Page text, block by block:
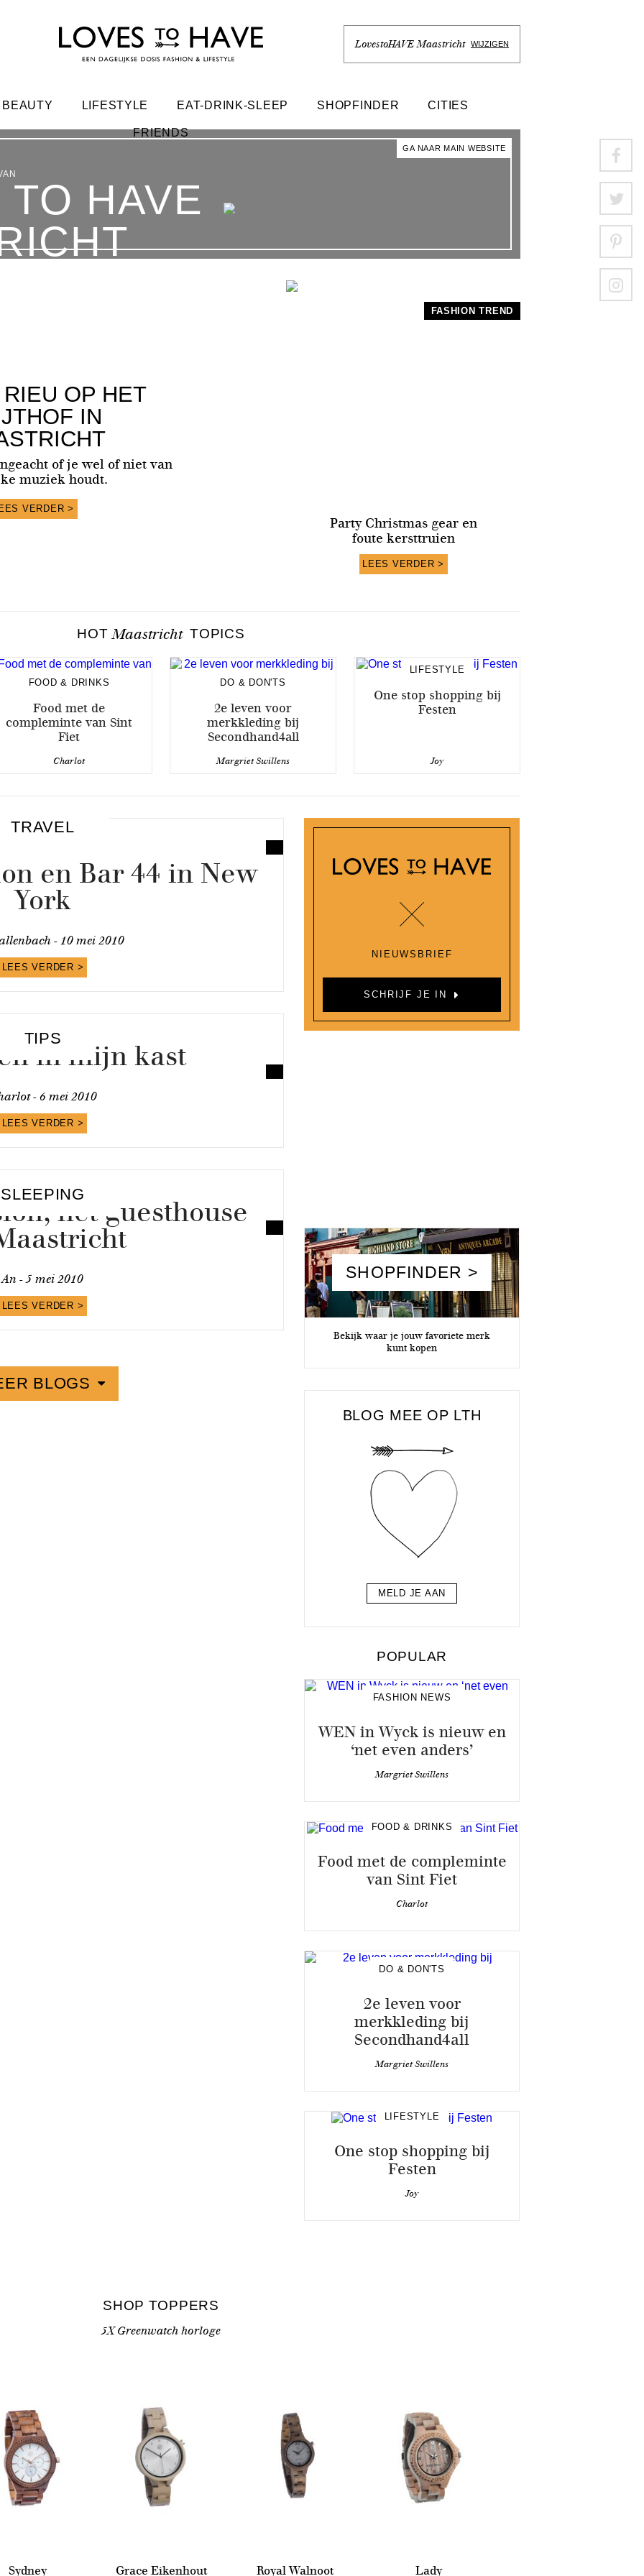
LovestoHAVE Maastricht WIJZIGEN
BEAUTY LIFESTYLE EAT-DRINK-SLEEP SHOPFINDER CITIES
FRIENDS
GA NAAR MAIN WEBSITE
OP HET
IN
of je wel of niet van
muziek houdt.
VERDER >
FASHION TREND
Party Christmas gear en
foute kersttruien
LEES VERDER >
HOT Maastricht TOPICS
FOOD & DRINKS
Food met de
compleminte van Sint
Fiet
Charlot
DO & DON'TS
2e leven voor
merkkleding bij
Secondhand4all
Margriet Swillens
LIFESTYLE
One stop shopping bij
Festen
Joy
TRAVEL
en Bar 44 in New
York
- 10 mei 2010
LEES VERDER >
TIPS
in mijn kast
- 6 mei 2010
LEES VERDER >
SLEEPING
hét guesthouse
An -5 mei 2010
LEES VERDER >
BLOGS
NIEUWSBRIEF
SCHRIJF JE IN
SHOPFINDER >
Bekijk waar je jouw favoriete merk
kunt kopen
BLOG MEE OP LTH
MELD JE AAN
POPULAR
FASHION NEWS
WEN in Wyck is nieuw en
‘net even anders’
Margriet Swillens
FOOD & DRINKS
Food met de compleminte
van Sint Fiet
Charlot
DO & DON'TS
2e leven voor
merkkleding bij
Secondhand4all
Margriet Swillens
LIFESTYLE
One stop shopping bij
Festen
Joy
SHOP TOPPERS
5X Greenwatch horloge
Sydney Grace Eikenhout Royal Walnoot Lady